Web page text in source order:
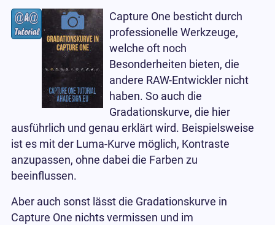
Capture One besticht durch
professionelle Werkzeuge,
welche oft noch
Besonderheiten bieten, die
andere RAW-Entwickler nicht
haben. So auch die
Gradationskurve, die hier
ausführlich und genau erklärt wird. Beispielsweise
ist es mit der Luma-Kurve möglich, Kontraste
anzupassen, ohne dabei die Farben zu
beeinflussen.
Aber auch sonst lässt die Gradationskurve in
Capture One nichts vermissen und im